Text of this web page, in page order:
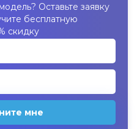
Оставьте заявку
бесплатную
скидку
мне